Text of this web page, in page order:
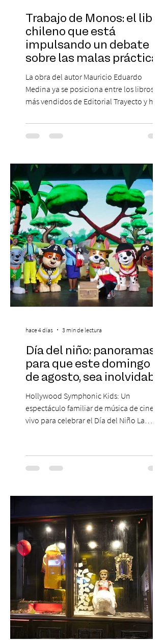
Trabajo de Monos: el libro
chileno que está
impulsando un debate
sobre las malas prácticas
laborales y el futuro del
trabajo
La obra del autor Mauricio Eduardo
Medina ya se posiciona entre los libros
más vendidos de Editorial Trayecto y ha
para mejorar los procesos de selección
laboral en Chile. En un contexto donde el
experiencias laborales forman parte de la
realidad de miles de trabajadores, Trabajo
de Monos – Reflexiones de la Selva
Corporativa, del autor Mauricio Eduardo
Medina, ha trascendido el ámbito editorial
Día del niño: panoramas
para que este domingo 09
de agosto, sea inolvidable
Hollywood Symphonic Kids: Un
espectáculo familiar de música de cine en
vivo para celebrar el Día del Niño La
musical única e inolvidable con motivo del
Día del Niño. El espectáculo Hollywood
de todos los tiempos en un concierto en
sinfónica en pleno, coro y una
sorprendente puesta en escena pensada
especialmente pa
hace 4 días 3 min de lectura